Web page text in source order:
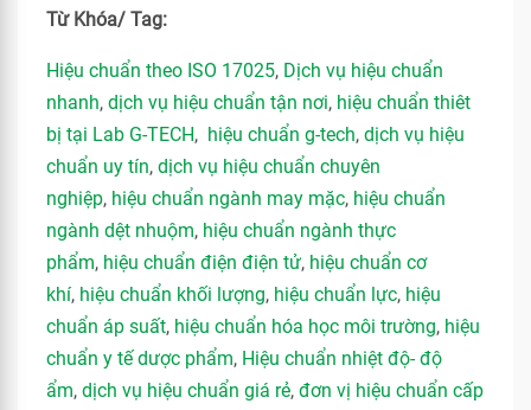
Từ Khóa/ Tag:
Hiệu chuẩn theo ISO 17025, Dịch vụ hiệu chuẩn
nhanh, dịch vụ hiệu chuẩn tận nơi, hiệu chuẩn thiêt
bị tại Lab G-TECH, hiệu chuẩn g-tech, dịch vụ hiệu
chuẩn uy tín, dịch vụ hiệu chuẩn chuyên
nghiệp, hiệu chuẩn ngành may mặc, hiệu chuẩn
ngành dệt nhuộm, hiệu chuẩn ngành thực
phẩm, hiệu chuẩn điện điện tử, hiệu chuẩn cơ
khí, hiệu chuẩn khối lượng, hiệu chuẩn lực, hiệu
chuẩn áp suất, hiệu chuẩn hóa học môi trường, hiệu
chuẩn y tế dược phẩm, Hiệu chuẩn nhiệt độ- độ
ẩm, dịch vụ hiệu chuẩn giá rẻ, đơn vị hiệu chuẩn cấp